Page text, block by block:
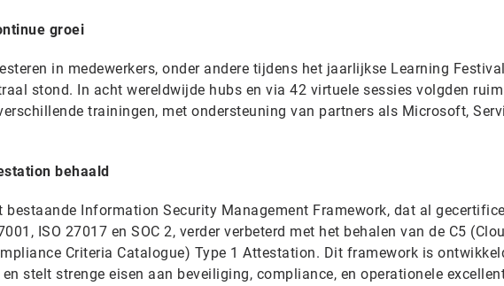
groei
in medewerkers, onder andere tijdens het jaarlijkse Learning
stond. In acht wereldwijde hubs en via 42 virtuele sessies volgden
trainingen, met ondersteuning van partners als Microsoft,
behaald
bestaande Information Security Management Framework, dat al
ISO 27017 en SOC 2, verder verbeterd met het behalen van de C5
Criteria Catalogue) Type 1 Attestation. Dit framework is
en stelt strenge eisen aan beveiliging, compliance, en operationele